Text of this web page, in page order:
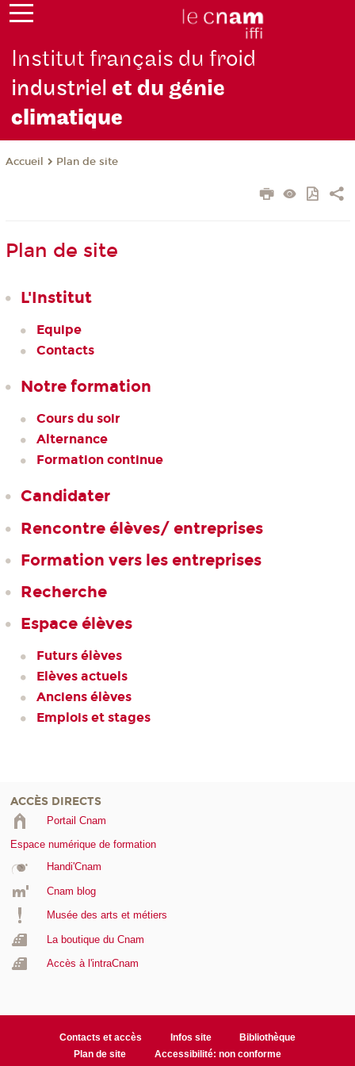
Institut français du froid
industrielet du génie
climatique
Accueil Plan de site
Plan de site
L'Institut
Equipe
Contacts
Notre formation
Cours du soir
Alternance
Formation continue
Candidater
Rencontre élèves/ entreprises
Formation vers les entreprises
Recherche
Espace élèves
Futurs élèves
Elèves actuels
Anciens élèves
Emplois et stages
ACCÈS DIRECTS
Portail Cnam
Espace numérique de formation
Handi'Cnam
Cnam blog
Musée des arts et métiers
La boutique du Cnam
Accès à l'intraCnam
Contacts et accès Infos site
Bibliothèque
Plan de site
Accessibilité: non conforme